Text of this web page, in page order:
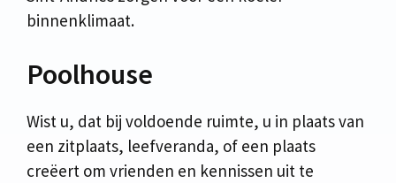
binnenklimaat.
Poolhouse
Wist u, dat bij voldoende ruimte, u in plaats van
een zitplaats, leefveranda, of een plaats
creëert om vrienden en kennissen uit te